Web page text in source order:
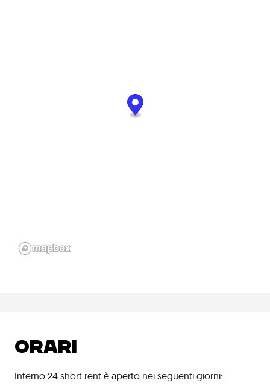
ORARI
Interno 24 short rent è aperto nei seguenti giorni: